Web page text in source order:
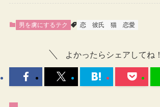
男を虜にするテク 恋 彼氏 猫 恋愛
よかったらシェアしてね！